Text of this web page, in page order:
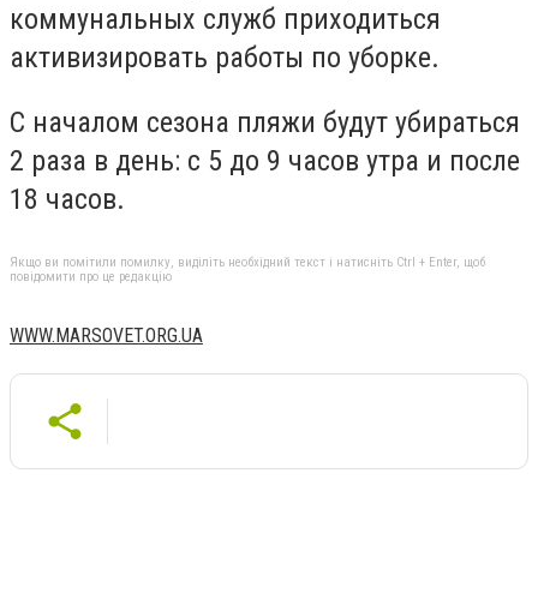
коммунальных служб приходиться
активизировать работы по уборке.
С началом сезона пляжи будут убираться
2 раза в день: с 5 до 9 часов утра и после
18 часов.
Якщо ви помітили помилку, виділіть необхідний текст і натисніть Ctrl + Enter, щоб
повідомити про це редакцію
WWW.MARSOVET.ORG.UA